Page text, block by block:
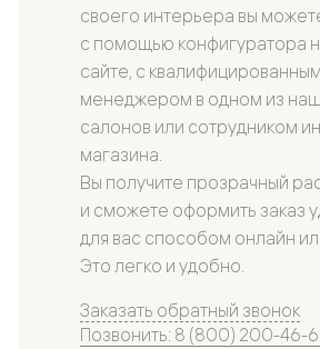
своего интерьера вы
с помощью конфигуратора
сайте, с квалифицированным
менеджером в одном из
салонов или сотрудником
магазина.
Вы получите прозрачный
и сможете оформить заказ
для вас способом онлайн
Это легко и удобно.
Заказать обратный звонок
Позвонить: 8 (800) 200-46-